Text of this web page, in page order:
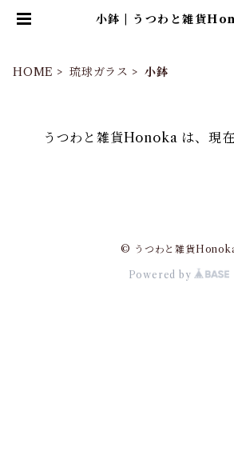
小鉢 | うつわと雑貨
HOME 琉球ガラス 小鉢
うつわと雑貨Honoka は、現在
© うつわと雑貨
Powered by